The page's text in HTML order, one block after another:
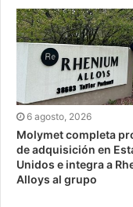
6 agosto, 2026
Molymet completa
de adquisición en
Unidos e integra a
Alloys al grupo